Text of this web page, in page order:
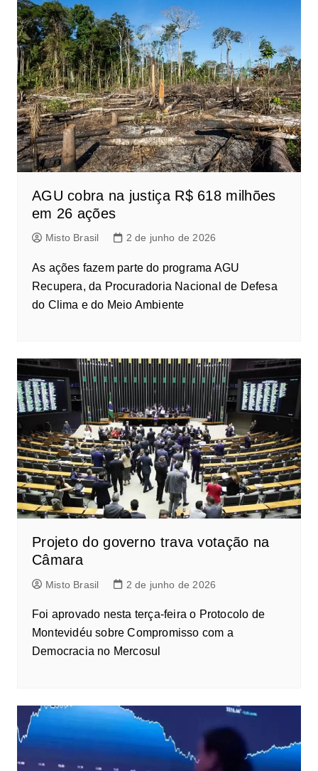
AGU cobra na justiça R$ 618 milhões
em 26 ações
Misto Brasil 2 de junho de 2026
As ações fazem parte do programa AGU
Recupera, da Procuradoria Nacional de Defesa
do Clima e do Meio Ambiente
Projeto do governo trava votação na
Câmara
Misto Brasil 2 de junho de 2026
Foi aprovado nesta terça-feira o Protocolo de
Montevidéu sobre Compromisso com a
Democracia no Mercosul